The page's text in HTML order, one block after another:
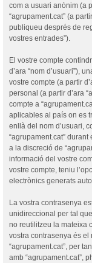
com a usuari anònim (a
“agrupament.cat” (a
publiqueu després de
vostres entrades”).
El vostre compte
d’ara “nom d’usuari”),
vostre compte (a partir
personal (a partir d’ara
compte a
aplicables al país on es
enllà del nom d’usuari,
“agrupament.cat”
a la discreció de
informació del vostre
vostre compte, teniu
electrònics generats
La vostra contrasenya
unidireccional per tal
no reutilitzeu la mateixa
vostra contrasenya és el
“agrupament.cat”, per
amb “agrupament.cat”,